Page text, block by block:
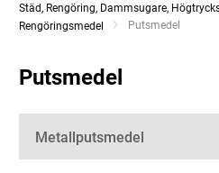
Städ, Rengöring, Dammsugare,
Rengöringsmedel
Current:
Putsmedel
Putsmedel
Kategorier
Metallputsmedel